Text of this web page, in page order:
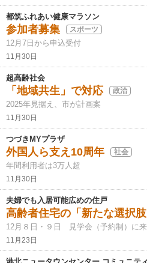
都筑ふれあい健康マラソン
参加者募集 スポーツ
12月7日から申込受付
11月30日
超高齢社会
「地域共生」で対応 政治
2025年見据え、市が計画案
11月30日
つづきMYプラザ
外国人ら支え10周年 社会
年間利用者は3万人超
11月30日
夫婦でも入居可能広めの住戸
高齢者住宅の「新たな選択
12月８日・９日 見学会（予約制）に
11月23日